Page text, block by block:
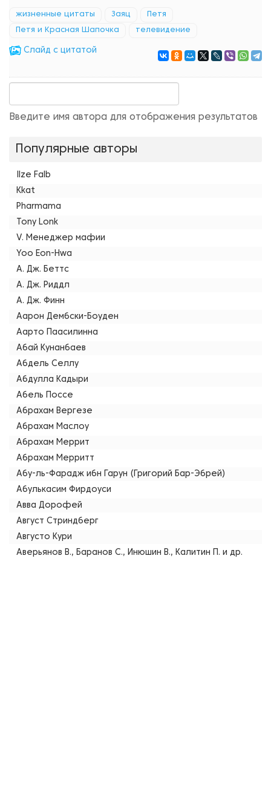
жизненные цитаты Заяц Петя
Петя и Красная Шапочка телевидение
Cлайд с цитатой
Введите имя автора для отображения результатов
Популярные авторы
Ilze Falb
Kkat
Pharmama
Tony Lonk
V. Менеджер мафии
Yoo Eon-Hwa
А. Дж. Беттс
А. Дж. Риддл
А. Дж. Финн
Аарон Дембски-Боуден
Аарто Паасилинна
Абай Кунанбаев
Абдель Селлу
Абдулла Кадыри
Абель Поссе
Абрахам Вергезе
Абрахам Маслоу
Абрахам Меррит
Абрахам Мерритт
Абу-ль-Фарадж ибн Гарун (Григорий Бар-Эбрей)
Абулькасим Фирдоуси
Авва Дорофей
Август Стриндберг
Августо Кури
Аверьянов В., Баранов С., Инюшин В., Калитин П. и др.